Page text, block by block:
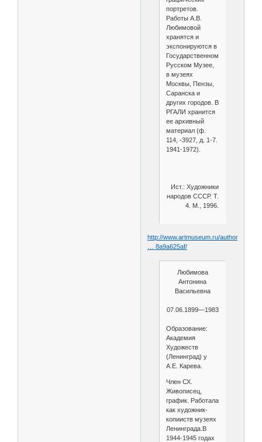
портретов.
Работы А.В.
Любимовой
хранятся и
экспонируются в
Государственном
Русском Музее,
в музеях
Москвы, Пензы,
Саранска и
других городов. В
РГАЛИ хранится
ее архивный
материал (ф.
114, -3927, д. 1-7.
1941-1972).
Ист.: Художники
народов СССР. Т.
4. М., 1996.
http://www.artmuseum.ru/author/
… 8a9a625af/
Любимова
Антонина
Васильевна
07.06.1899—1983
Образование:
Академия
Художеств
(Ленинград) у
А.Е. Карева.
Член СХ.
Живописец,
график. Работала
как художник-
копииств музеях
Ленинграда.В
1944-1945 годах